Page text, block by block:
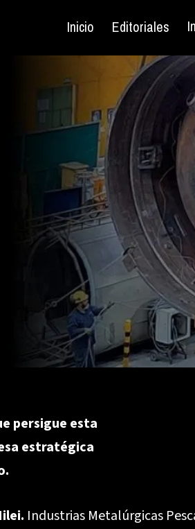
Inicio Editoriales
persigue esta
estratégica
Industrias Metalúrgicas